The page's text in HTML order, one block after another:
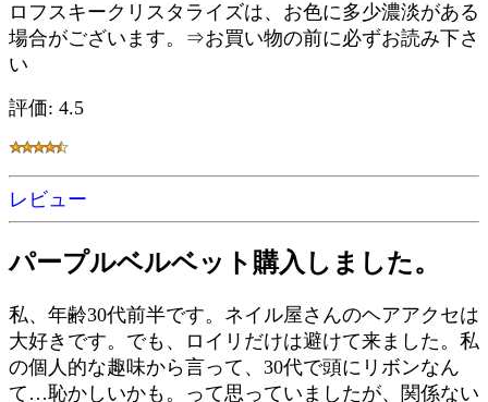
ロフスキークリスタライズは、お色に多少濃淡がある
場合がございます。⇒お買い物の前に必ずお読み下さ
い
評価: 4.5
レビュー
パープルベルベット購入しました。
私、年齢30代前半です。ネイル屋さんのヘアアクセは
大好きです。でも、ロイリだけは避けて来ました。私
の個人的な趣味から言って、30代で頭にリボンなん
て…恥かしいかも。って思っていましたが、関係ない